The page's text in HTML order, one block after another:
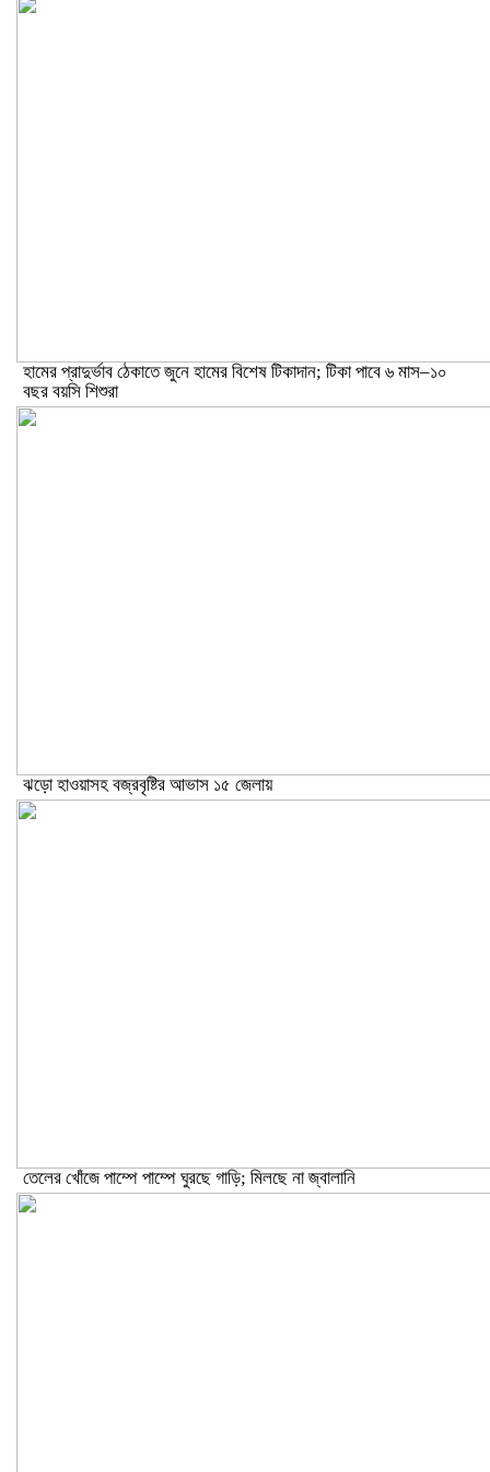
হামের প্রাদুর্ভাব ঠেকাতে জুনে হামের বিশেষ টিকাদান; টিকা পাবে ৬ মাস–১০
বছর বয়সি শিশুরা
ঝড়ো হাওয়াসহ বজ্রবৃষ্টির আভাস ১৫ জেলায়
তেলের খোঁজে পাম্পে পাম্পে ঘুরছে গাড়ি; মিলছে না জ্বালানি